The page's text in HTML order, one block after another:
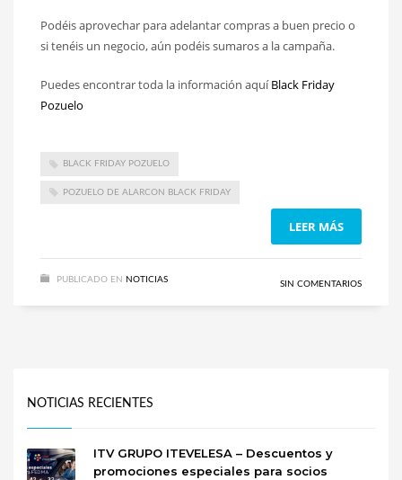
Podéis aprovechar para adelantar compras a buen precio o
si tenéis un negocio, aún podéis sumaros a la campaña.
Puedes encontrar toda la información aquíBlack Friday
Pozuelo
BLACK FRIDAY POZUELO
POZUELO DE ALARCON BLACK FRIDAY
LEER MÁS
PUBLICADO EN NOTICIAS SIN COMENTARIOS
NOTICIAS RECIENTES
ITV GRUPO ITEVELESA – Descuentos y
promociones especiales para socios